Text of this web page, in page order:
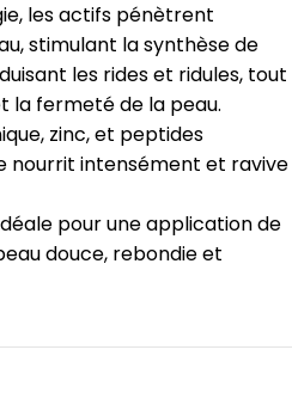
les actifs pénètrent
stimulant la synthèse de
les rides et ridules, tout
la fermeté de la peau.
zinc, et peptides
nourrit intensément et ravive
pour une application de
douce, rebondie et